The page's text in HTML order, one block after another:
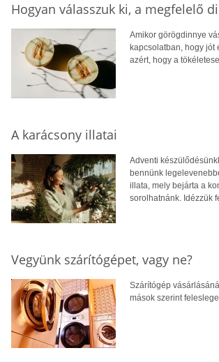
Hogyan válasszuk ki, a megfelelő
Amikor görögdinnye
kapcsolatban, hogy jót
azért, hogy a
A karácsony illatai
Adventi
bennünk
illata, mely bejárta a
sorolhatnánk. Idézzük
Vegyünk szárítógépet, vagy ne?
Szárítógép
mások szerint